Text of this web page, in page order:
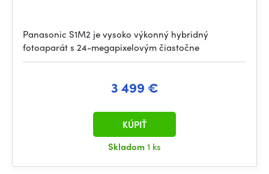
Panasonic S1M2 je vysoko výkonný hybridný
fotoaparát s 24-megapixelovým čiastočne
3 499 €
Skladom1 ks
KÚPIŤ